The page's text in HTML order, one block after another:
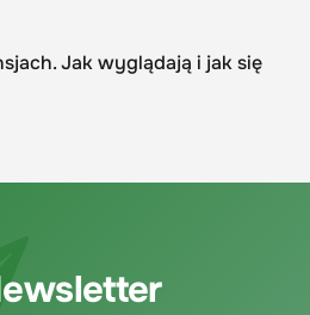
Jak wyglądają i jak się